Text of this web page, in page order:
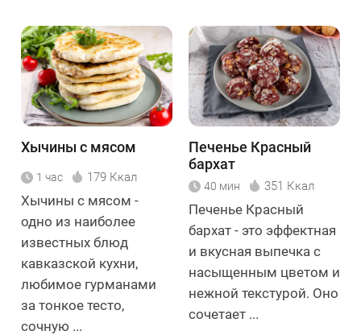
Хычины с мясом
1 час 179 Ккал
Хычины с мясом -
одно из наиболее
известных блюд
кавказской кухни,
любимое гурманами
за тонкое тесто,
сочную ...
Печенье Красный
бархат
40 мин 351 Ккал
Печенье Красный
бархат - это эффектная
и вкусная выпечка с
насыщенным цветом и
нежной текстурой. Оно
сочетает ...